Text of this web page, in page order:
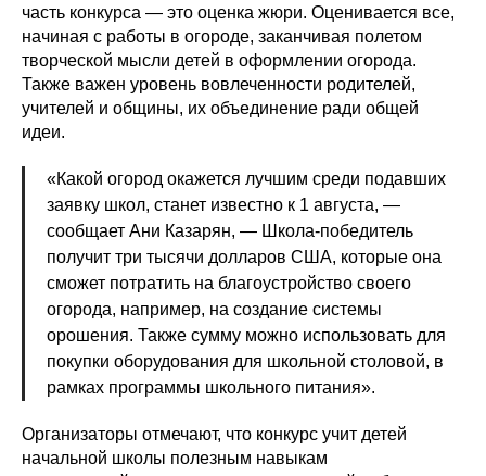
часть конкурса — это оценка жюри. Оценивается все,
начиная с работы в огороде, заканчивая полетом
творческой мысли детей в оформлении огорода.
Также важен уровень вовлеченности родителей,
учителей и общины, их объединение ради общей
идеи.
«Какой огород окажется лучшим среди подавших
заявку школ, станет известно к 1 августа, —
сообщает Ани Казарян, — Школа-победитель
получит три тысячи долларов США, которые она
сможет потратить на благоустройство своего
огорода, например, на создание системы
орошения. Также сумму можно использовать для
покупки оборудования для школьной столовой, в
рамках программы школьного питания».
Организаторы отмечают, что конкурс учит детей
начальной школы полезным навыкам